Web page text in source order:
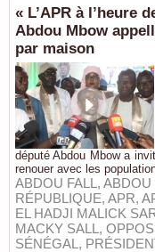
« L’APR à l’heure
Abdou Mbow
par maison
député Abdou Mbow a
renouer avec les
ABDOU FALL , ABDOU
RÉPUBLIQUE, APR,
EL HADJI MALICK
MACKY SALL ,
SÉNÉGAL ,